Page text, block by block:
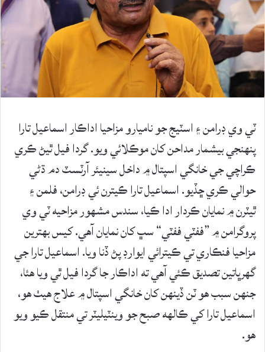
ٽي وي ڊرامن ۽ اسٽيج جو ناميارو مزاحيا اداڪار اسماعيل تارا
پنهنجي بيشمار مداحن کان موڪلائي ويو. گردا فيل ٿيڻ ڪري
ڪراچي جي خانگي اسپتال ۾ داخل سينيئر آرٽسٽ دم ڌڻي
حوالي ڪري ڇڏيو. اسماعيل تارا ڪيترن ئي ڊرامن، فلمن ۽
ٿيٽرن ۾ نمايان ڪردار ادا ڪيا، سندس مشهور مزاحيه ٽي وي
پروگرامن ۾ ”ففٽي ففٽي“ سڀ کان نمايان آهي. کيس بهترين
مزاحيا فنڪاري تي ڪيترائي ايوارڊ پڻ ڏنا ويا. اسماعيل تارا جي
گهرڀاتين تصديق ڪئي آهي ته اداڪار جا گردا فيل ٿي ويا هئا،
جنهن سبب هو ٽن ڏينهن کان خانگي اسپتال ۾ علاج هيٺ هو،
اسماعيل تارا کي ڪالهه صبح جو وينٽيليٽر تي منتقل ڪيو ويو
هو.